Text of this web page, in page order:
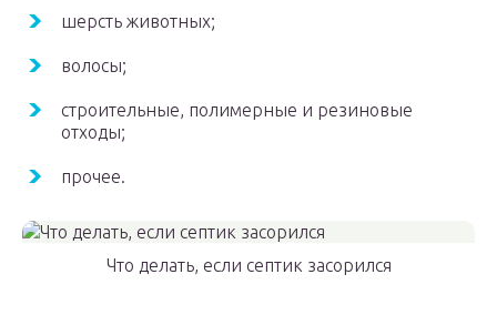
шерсть животных;
волосы;
строительные, полимерные и резиновые
отходы;
прочее.
Что делать, если септик засорился